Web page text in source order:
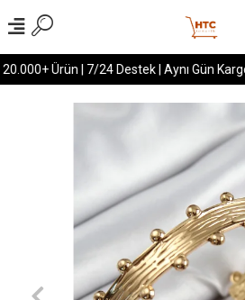
Ürün | 7/24 Destek | Aynı Gün Kargo